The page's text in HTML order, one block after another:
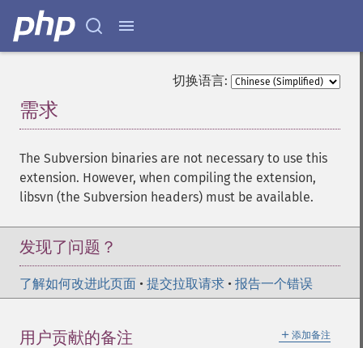
切换语言:
需求
The Subversion binaries are not necessary to use this
extension. However, when compiling the extension,
libsvn (the Subversion headers) must be available.
发现了问题？
了解如何改进此页面 • 提交拉取请求 • 报告一个错误
＋ 添加备注
用户贡献的备注